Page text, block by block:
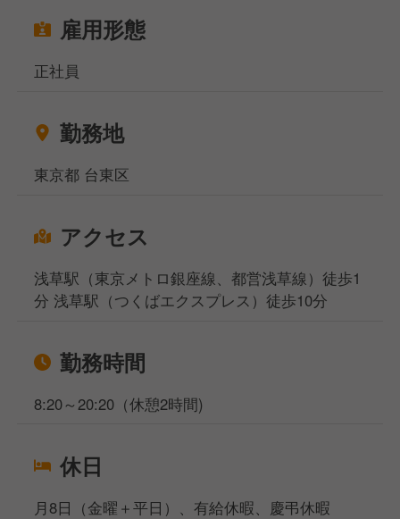
地元で働きたい方、都心部で働きたいけど引っ越しの
お金がなくて困っている方などなど…どんなお悩みも
ご相談ください！
の転職・就職のプロが対応いたしますのでご安心くだ
雇用形態
正社員
勤務地
東京都 台東区
アクセス
浅草駅（東京メトロ銀座線、都営浅草線）徒歩1
分 浅草駅（つくばエクスプレス）徒歩10分
勤務時間
8:20～20:20（休憩2時間)
休日
月8日（金曜＋平日）、有給休暇、慶弔休暇